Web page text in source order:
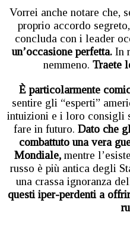
Vorrei anche notare che,
proprio accordo
concluda con i leader
un’occasione perfetta. In
nemmeno. Traete
È particolarmente
sentire gli “esperti”
intuizioni e i loro consigli
fare in futuro. Dato che
combattuto una vera
Mondiale, mentre
russo è più antica degli
una crassa ignoranza
questi iper-perdenti a